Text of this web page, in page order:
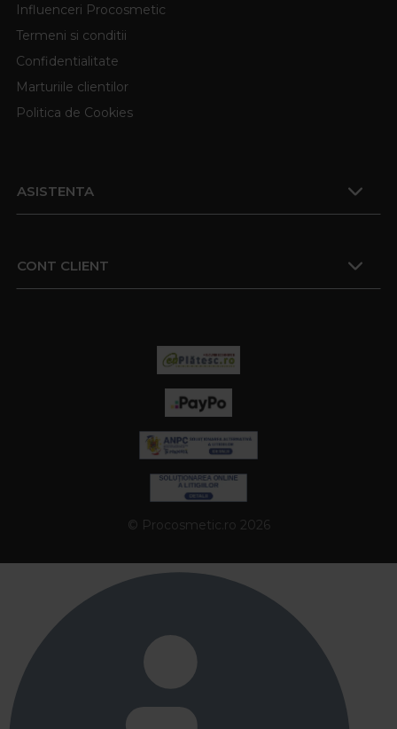
Influenceri Procosmetic
Termeni si conditii
Confidentialitate
Marturiile clientilor
Politica de Cookies
ASISTENTA
CONT CLIENT
© Procosmetic.ro 2026